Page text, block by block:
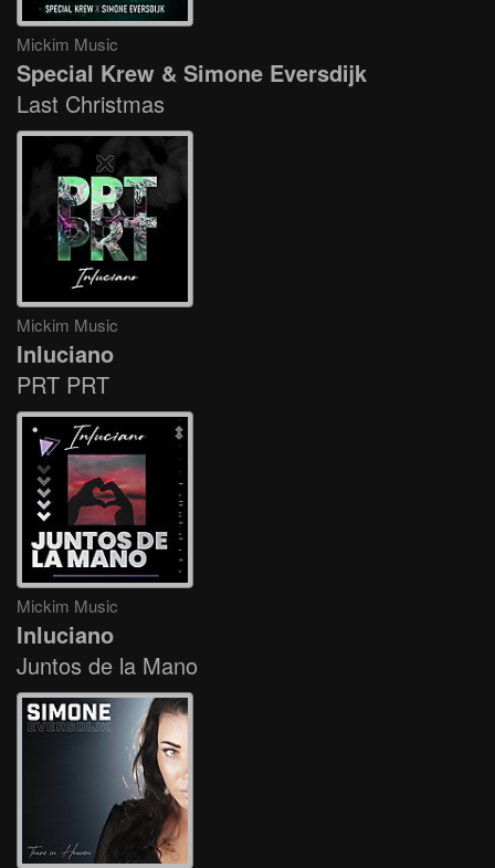
Mickim Music
Special Krew & Simone Eversdijk
Last Christmas
Mickim Music
Inluciano
PRT PRT
Mickim Music
Inluciano
Juntos de la Mano